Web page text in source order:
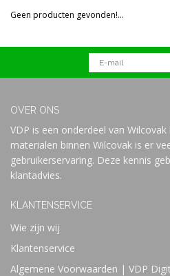
Geen producten gevonden!...
OVER ONS
VDP is een onderdeel van
materialen binnen Wilcovak is er
gebruikerservaring. Deze kennis
klantadvies.
KLANTENSERVICE
Wie zijn wij
Klantenservice
Algemene Voorwaarden | VDP